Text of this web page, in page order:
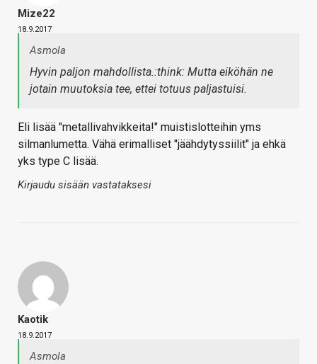
Mize22
18.9.2017
Asmola
Hyvin paljon mahdollista.:think: Mutta eiköhän ne
jotain muutoksia tee, ettei totuus paljastuisi.
Eli lisää "metallivahvikkeita!" muistislotteihin yms
silmanlumetta. Vähä erimalliset "jäähdytyssiilit" ja ehkä
yks type C lisää.
Kirjaudu sisään vastataksesi
Kaotik
18.9.2017
Asmola